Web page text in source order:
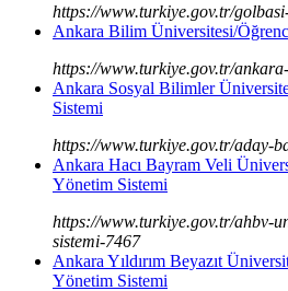
https://www.turkiye.gov.tr/
Ankara Bilim Üniversitesi/
https://www.turkiye.gov.tr/
Ankara Sosyal Bilimler
Sistemi
https://www.turkiye.gov.tr/aday-
Ankara Hacı Bayram Veli
Yönetim Sistemi
https://www.turkiye.gov.tr/ahbv-
sistemi-7467
Ankara Yıldırım Beyazıt
Yönetim Sistemi